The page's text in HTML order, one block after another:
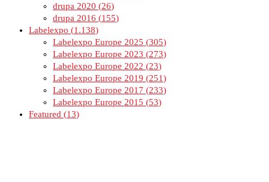
drupa 2020
26
drupa 2016
155
Labelexpo
1.138
Labelexpo Europe 2025
305
Labelexpo Europe 2023
273
Labelexpo Europe 2022
23
Labelexpo Europe 2019
251
Labelexpo Europe 2017
233
Labelexpo Europe 2015
53
Featured
13